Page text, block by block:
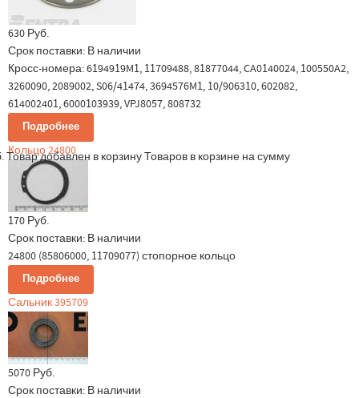
Товар добавлен в корзину Товаров в корзине на сумму
630 Руб.
Срок поставки: В наличии
Кросс-номера: 6194919M1, 11709488, 81877044, CA0140024, 100550A2,
3260090, 2089002, S06/41474, 3694576M1, 10/906310, 602082,
614002401, 6000103939, VPJ8057, 808732
Подробнее
Кольцо 24800
170 Руб.
Срок поставки: В наличии
24800 (85806000, 11709077) стопорное кольцо
Подробнее
Сальник 395709
5070 Руб.
Срок поставки: В наличии